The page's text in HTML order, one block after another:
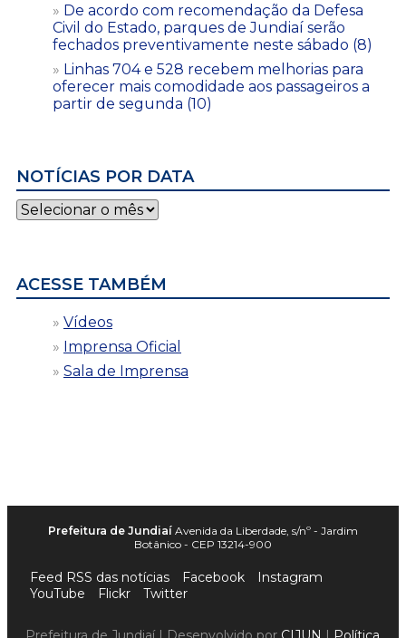
De acordo com recomendação da Defesa
Civil do Estado, parques de Jundiaí serão
fechados preventivamente neste sábado (8)
Linhas 704 e 528 recebem melhorias para
oferecer mais comodidade aos passageiros a
partir de segunda (10)
NOTÍCIAS POR DATA
Notícias
por
ACESSE TAMBÉM
Vídeos
Imprensa Oficial
Sala de Imprensa
Prefeitura de Jundiaí Avenida da Liberdade, s/nº - Jardim
Botânico - CEP 13214-900
Feed RSS das notícias Facebook
Instagram
YouTube
Flickr Twitter